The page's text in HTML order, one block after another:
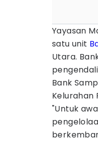
Yayasan
satu unit
Utara.
Bank
Kelurahan
"Untuk